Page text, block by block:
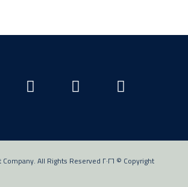
Copyright © ٢٠٢٦ Kuwait Cement Company. All Rights Reserved